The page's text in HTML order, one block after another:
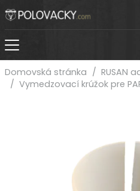
Domovská stránka / RUSAN
/ Vymedzovací krúžok pre